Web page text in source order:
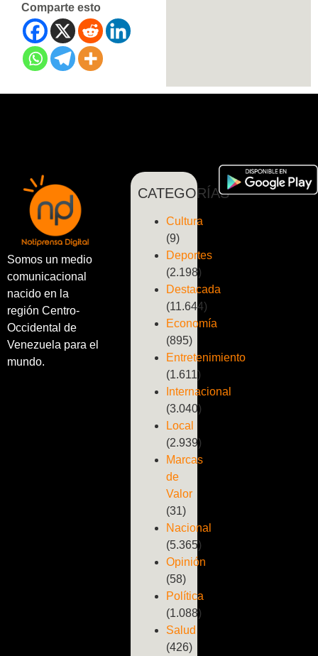
Comparte esto
Somos un medio
comunicacional
nacido en la
región Centro-
Occidental de
Venezuela para el
mundo.
CATEGORÍAS
Cultura
(9)
Deportes
(2.198)
Destacada
(11.644)
Economía
(895)
Entretenimiento
(1.611)
Internacional
(3.040)
Local
(2.939)
Marcas
de
Valor
(31)
Nacional
(5.365)
Opinión
(58)
Política
(1.088)
Salud
(426)